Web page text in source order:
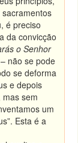
é preciso
da convicção
o Senhor
– não se pode
se deforma
e depois
sem
um
Esta é a